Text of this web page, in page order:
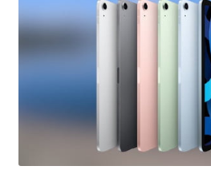
MI CUENTA
SERVICIOS